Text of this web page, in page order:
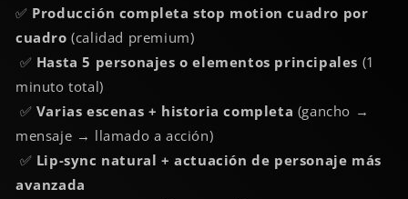
✅ Producción completa stop motion cuadro por
cuadro (calidad premium)
✅ Hasta 5 personajes o elementos principales (1
minuto total)
✅ Varias escenas + historia completa (gancho →
mensaje → llamado a acción)
✅ Lip-sync natural + actuación de personaje más
avanzada